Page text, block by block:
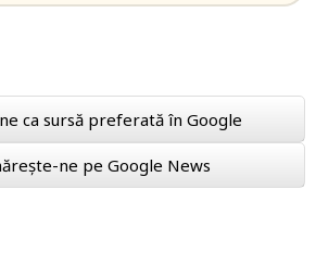
ca sursă preferată în Google
ne pe Google News